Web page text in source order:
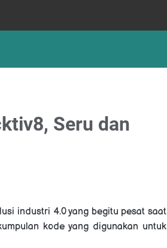
Seru dan
industri 4.0 yang begitu pesat saat
kode yang digunakan untuk